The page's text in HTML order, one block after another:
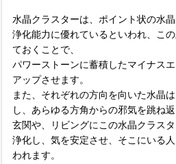
水晶クラスターは、ポイント状の水
浄化能力に優れているといわれ、こ
ておくことで、
パワーストーンに蓄積したマイナス
アップさせます。
また、それぞれの方向を向いた水晶
し、あらゆる方角からの邪気を跳ね返
玄関や、リビングにこの水晶クラス
浄化し、気を安定させ、そこにいる
われます。